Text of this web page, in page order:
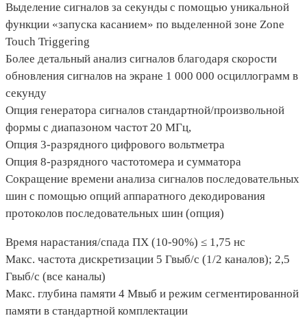
Выделение сигналов за секунды с помощью уникальной
функции «запуска касанием» по выделенной зоне Zone
Touch Triggering
Более детальный анализ сигналов благодаря скорости
обновления сигналов на экране 1 000 000 осциллограмм в
секунду
Опция генератора сигналов стандартной/произвольной
формы с диапазоном частот 20 МГц,
Опция 3-разрядного цифрового вольтметра
Опция 8-разрядного частотомера и сумматора
Сокращение времени анализа сигналов последовательных
шин с помощью опций аппаратного декодирования
протоколов последовательных шин (опция)
Время нарастания/спада ПХ (10-90%) ≤ 1,75 нс
Макс. частота дискретизации 5 Гвыб/с (1/2 каналов); 2,5
Гвыб/с (все каналы)
Макс. глубина памяти 4 Мвыб и режим сегментированной
памяти в стандартной комплектации